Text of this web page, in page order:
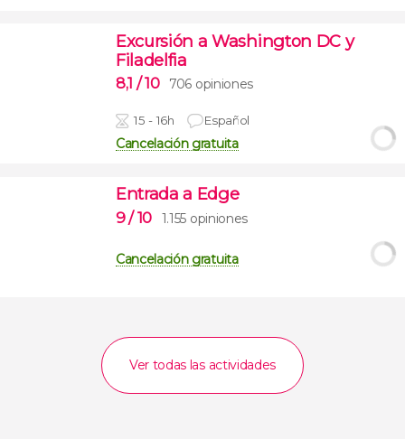
Excursión a Washington DC y
Filadelfia
8,1 / 10 706 opiniones
15 - 16h Español
Cancelación gratuita
Entrada a Edge
9/ 10 1.155 opiniones
Cancelación gratuita
Ver todas las actividades